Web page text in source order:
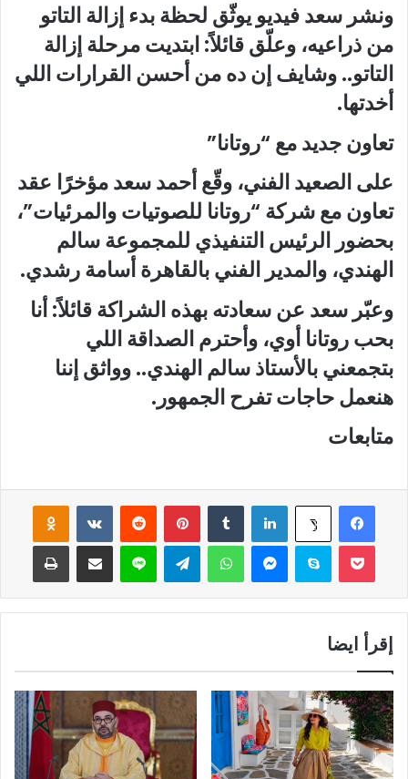
ونشر سعد فيديو يوثّق لحظة بدء إزالة التاتو
من ذراعيه، وعلّق قائلاً: ابتديت مرحلة إزالة
التاتو.. وشايف إن ده من أحسن القرارات اللي
أخدتها.
تعاون جديد مع “روتانا”
على الصعيد الفني، وقّع أحمد سعد مؤخرًا عقد
تعاون مع شركة “روتانا للصوتيات والمرئيات”،
بحضور الرئيس التنفيذي للمجموعة سالم
الهندي، والمدير الفني بالقاهرة أسامة رشدي.
وعبّر سعد عن سعادته بهذه الشراكة قائلاً: أنا
بحب روتانا أوي، وأحترم الصداقة اللي
بتجمعني بالأستاذ سالم الهندي.. وواثق إننا
هنعمل حاجات تفرح الجمهور.
متابعات
فيسبوك ‫X لينكدإن بينتيريست
سكايب واتساب لاين
إقرأ ايضا